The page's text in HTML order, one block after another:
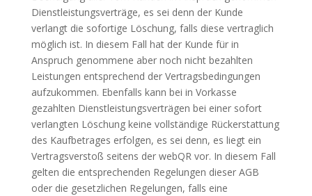
Dienstleistungsverträge, es sei denn der Kunde
verlangt die sofortige Löschung, falls diese vertraglich
möglich ist. In diesem Fall hat der Kunde für in
Anspruch genommene aber noch nicht bezahlten
Leistungen entsprechend der Vertragsbedingungen
aufzukommen. Ebenfalls kann bei in Vorkasse
gezahlten Dienstleistungsverträgen bei einer sofort
verlangten Löschung keine vollständige Rückerstattung
des Kaufbetrages erfolgen, es sei denn, es liegt ein
Vertragsverstoß seitens der webQR vor. In diesem Fall
gelten die entsprechenden Regelungen dieser AGB
oder die gesetzlichen Regelungen, falls eine